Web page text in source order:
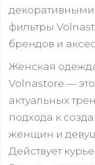
фильтры
брендов и
Женская
Volnastore — это
актуальных
подхода к
женщин и
Действует